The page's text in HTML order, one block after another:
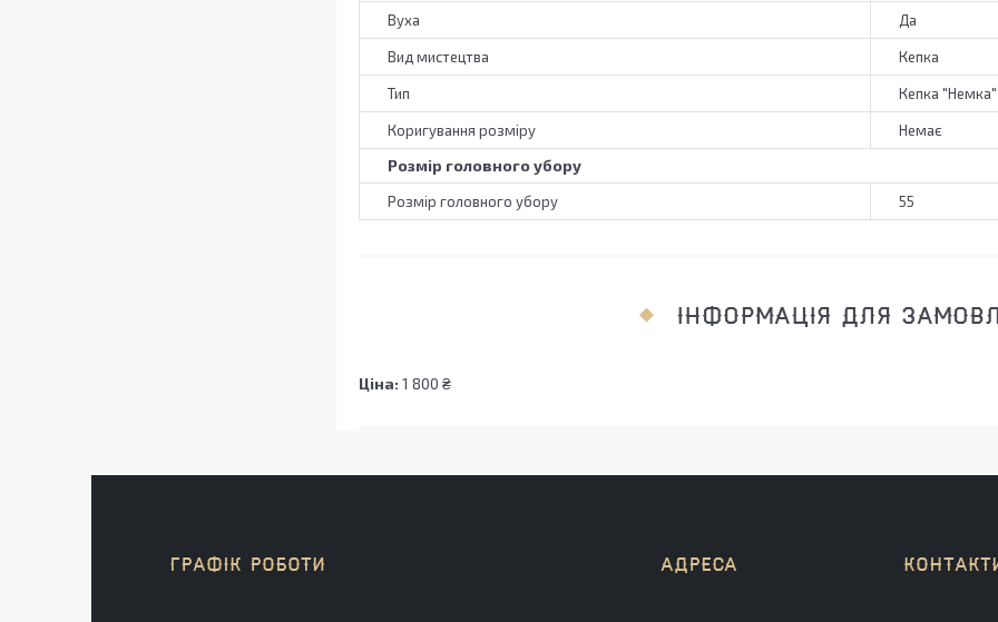
Вуха Да
Вид мистецтва Кепка
Тип Кепка "Немка"
Коригування розміру Немає
Розмір головного убору
Розмір головного убору 55
ІНФОРМАЦІЯ ДЛЯ
Ціна: 1 800 ₴
ГРАФІК РОБОТИ